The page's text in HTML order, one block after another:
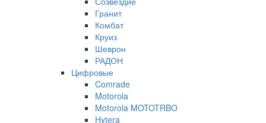
Гранит
Комбат
Круиз
Шеврон
РАДОН
Цифровые
Comrade
Motorola
Motorola MOTOTRBO
Hytera